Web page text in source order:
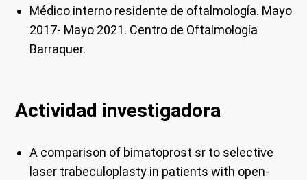
Médico interno residente de oftalmología. Mayo
2017- Mayo 2021. Centro de Oftalmología
Barraquer.
Actividad investigadora
A comparison of bimatoprost sr to selective
laser trabeculoplasty in patients with open-